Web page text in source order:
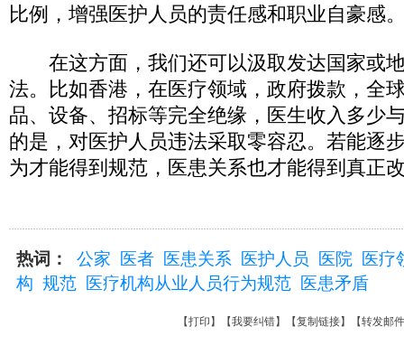
比例，增强医护人员的责任感和职业自豪感
在这方面，我们还可以汲取发达国家或
法。比如香港，在医疗领域，政府拨款，全
品、设备、招标等完全绝缘，医生收入多少
的是，对医护人员违法采取零容忍。若能逐
为才能得到规范，医患关系也才能得到真正
热词： 公家 医者 医患关系 医护人员 医院
医疗
构 规范 医疗机构从业人员行为规范 医患矛盾
【打印 】【我要纠错】【复制链接】【转发邮件